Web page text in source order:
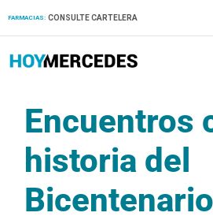
FARMACIAS: CONSULTE CARTELERA
Encuentros
historia del
Bicentenario